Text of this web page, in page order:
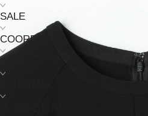
SALE
COORDINATE